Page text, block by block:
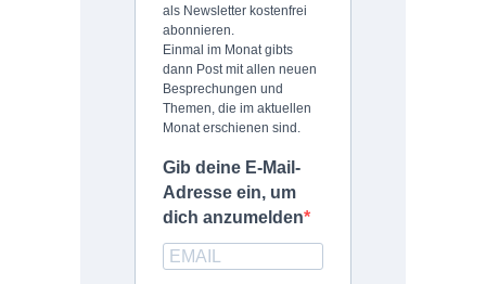
als Newsletter kostenfrei
abonnieren.
Einmal im Monat gibts
dann Post mit allen neuen
Besprechungen und
Themen, die im aktuellen
Monat erschienen sind.
Gib deine E-Mail-
Adresse ein, um
dich anzumelden